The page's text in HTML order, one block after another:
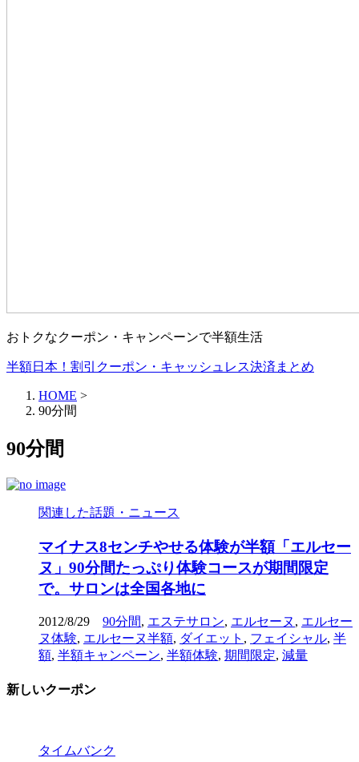
おトクなクーポン・キャンペーンで半額生活
半額日本！割引クーポン・キャッシュレス決済まとめ
HOME >
90分間
90分間
関連した話題・ニュース
マイナス8センチやせる体験が半額「エルセー
ヌ」90分間たっぷり体験コースが期間限定
で。サロンは全国各地に
2012/8/29 90分間, エステサロン, エルセーヌ , エルセー
ヌ体験, エルセーヌ半額, ダイエット , フェイシャル, 半
額, 半額キャンペーン, 半額体験, 期間限定, 減量
新しいクーポン
タイムバンク